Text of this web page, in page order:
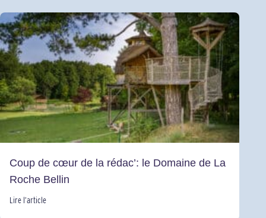
Coup de cœur de la rédac’: le Domaine de La
Roche Bellin
Lire l’article